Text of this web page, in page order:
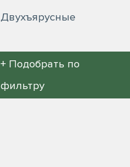
Двухъярусные
+ Подобрать по
фильтру